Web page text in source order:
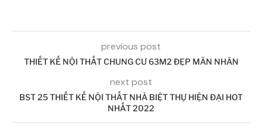
previous post
THIẾT KẾ NỘI THẤT CHUNG CƯ 63M2 ĐẸP MÃN NHÃN
next post
BST 25 THIẾT KẾ NỘI THẤT NHÀ BIỆT THỰ HIỆN ĐẠI HOT
NHẤT 2022